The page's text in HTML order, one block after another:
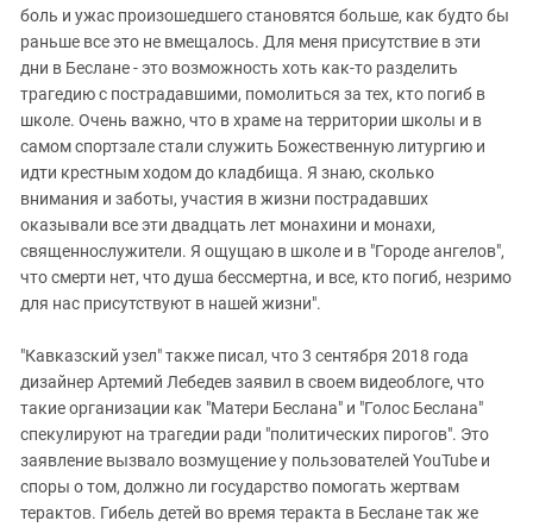
боль и ужас произошедшего становятся больше, как будто бы
раньше все это не вмещалось. Для меня присутствие в эти
дни в Беслане - это возможность хоть как-то разделить
трагедию с пострадавшими, помолиться за тех, кто погиб в
школе. Очень важно, что в храме на территории школы и в
самом спортзале стали служить Божественную литургию и
идти крестным ходом до кладбища. Я знаю, сколько
внимания и заботы, участия в жизни пострадавших
оказывали все эти двадцать лет монахини и монахи,
священнослужители. Я ощущаю в школе и в "Городе ангелов",
что смерти нет, что душа бессмертна, и все, кто погиб, незримо
для нас присутствуют в нашей жизни".
"Кавказский узел" также писал, что 3 сентября 2018 года
дизайнер Артемий Лебедев заявил в своем видеоблоге, что
такие организации как "Матери Беслана" и "Голос Беслана"
спекулируют на трагедии ради "политических пирогов". Это
заявление вызвало возмущение у пользователей YouTube и
споры о том, должно ли государство помогать жертвам
терактов. Гибель детей во время теракта в Беслане так же